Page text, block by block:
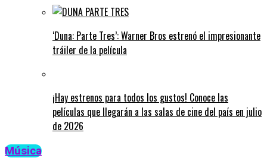
‘Duna: Parte Tres’: Warner Bros estrenó el impresionante
tráiler de la película
¡Hay estrenos para todos los gustos! Conoce las
películas que llegarán a las salas de cine del país en julio
de 2026
Música